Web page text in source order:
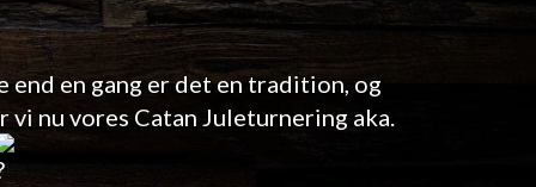
end en gang er det en tradition, og
nu vores Catan Juleturnering aka.